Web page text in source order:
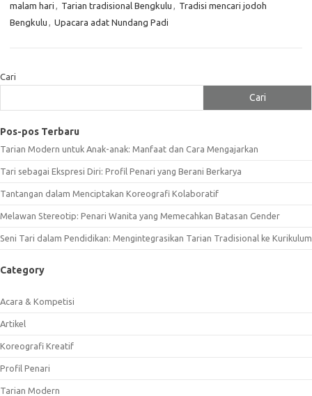
malam hari , Tarian tradisional Bengkulu , Tradisi mencari jodoh
Bengkulu , Upacara adat Nundang Padi
Cari
Cari
Pos-pos Terbaru
Tarian Modern untuk Anak-anak: Manfaat dan Cara Mengajarkan
Tari sebagai Ekspresi Diri: Profil Penari yang Berani Berkarya
Tantangan dalam Menciptakan Koreografi Kolaboratif
Melawan Stereotip: Penari Wanita yang Memecahkan Batasan Gender
Seni Tari dalam Pendidikan: Mengintegrasikan Tarian Tradisional ke Kurikulum
Category
Acara & Kompetisi
Artikel
Koreografi Kreatif
Profil Penari
Tarian Modern